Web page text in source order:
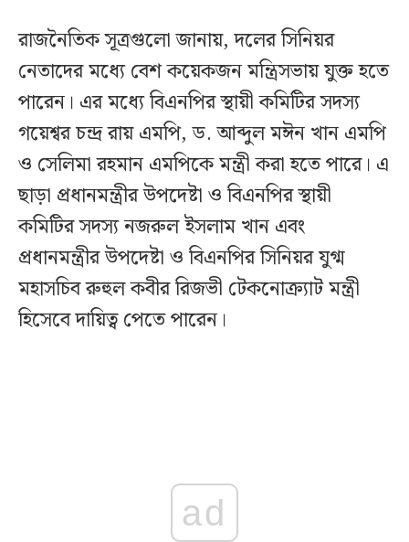
রাজনৈতিক সূত্রগুলো জানায়, দলের সিনিয়র
নেতাদের মধ্যে বেশ কয়েকজন মন্ত্রিসভায় যুক্ত হতে
পারেন। এর মধ্যে বিএনপির স্থায়ী কমিটির সদস্য
গয়েশ্বর চন্দ্র রায় এমপি, ড. আব্দুল মঈন খান এমপি
ও সেলিমা রহমান এমপিকে মন্ত্রী করা হতে পারে। এ
ছাড়া প্রধানমন্ত্রীর উপদেষ্টা ও বিএনপির স্থায়ী
কমিটির সদস্য নজরুল ইসলাম খান এবং
প্রধানমন্ত্রীর উপদেষ্টা ও বিএনপির সিনিয়র যুগ্ম
মহাসচিব রুহুল কবীর রিজভী টেকনোক্র্যাট মন্ত্রী
হিসেবে দায়িত্ব পেতে পারেন।
ad